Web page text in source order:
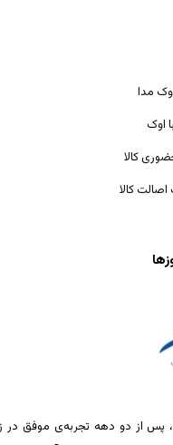
مدا
اوک
کالا
کالا
پس از دو دهه تجربه‌ی موفق در